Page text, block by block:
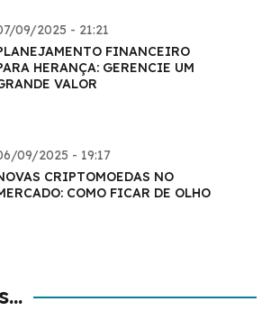
09/2025 - 21:21
FINANCEIRO
HERANÇA: GERENCIE UM
VALOR
09/2025 - 19:17
CRIPTOMOEDAS NO
COMO FICAR DE OLHO